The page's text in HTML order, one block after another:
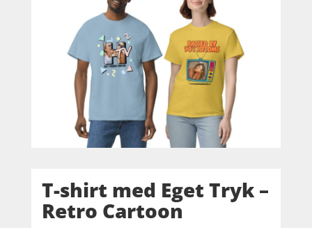
T-shirt med Eget Tryk –
Retro Cartoon